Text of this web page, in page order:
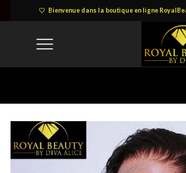
Bienvenue dans la boutique en ligne